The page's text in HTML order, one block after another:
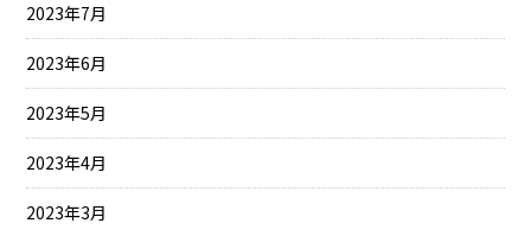
2023年7月
2023年6月
2023年5月
2023年4月
2023年3月